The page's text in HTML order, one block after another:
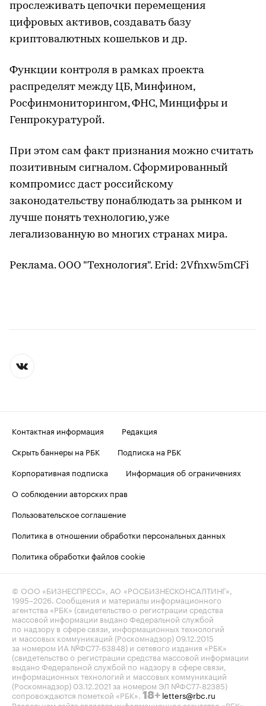
прослеживать цепочки перемещения
цифровых активов, создавать базу
криптовалютных кошельков и др.
Функции контроля в рамках проекта
распределят между ЦБ, Минфином,
Росфинмониторингом, ФНС, Минцифры и
Генпрокуратурой.
При этом сам факт признания можно считать
позитивным сигналом. Сформированный
компромисс даст российскому
законодательству понаблюдать за рынком и
лучше понять технологию, уже
легализованную во многих странах мира.
Реклама. ООО "Технология". Erid: 2Vfnxw5mCFi
Контактная информация
Редакция
Скрыть баннеры на РБК
Подписка на РБК
Корпоративная подписка
Информация об ограничениях
О соблюдении авторских прав
Пользовательское соглашение
Политика в отношении обработки персональных данных
Политика обработки файлов cookie
© ООО «БИЗНЕСПРЕСС», АО «РОСБИЗНЕСКОНСАЛТИНГ»,
1995–2026. Сообщения и материалы информационного
агентства «РБК» (свидетельство о регистрации средства
массовой информации выдано Федеральной службой
по надзору в сфере связи, информационных технологий
и массовых коммуникаций (Роскомнадзор) 09.12.2015
за номером ИА №ФС77-63848) и сетевого издания «РБК»
(свидетельство о регистрации средства массовой информации
выдано Федеральной службой по надзору в сфере связи,
информационных технологий и массовых коммуникаций
(Роскомнадзор) 03.12.2021 за номером ЭЛ №ФС77-82385)
сопровождаются пометкой «РБК». 18+ letters@rbc.ru